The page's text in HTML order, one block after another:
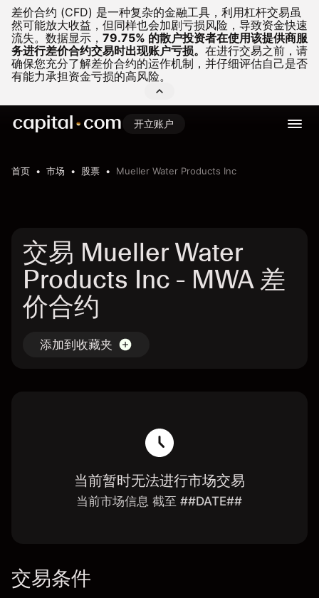
差价合约 (CFD) 是一种复杂的金融工具，利用杠杆交易虽
然可能放大收益，但同样也会加剧亏损风险，导致资金快速
流失。 数据显示， 79.75% 的散户投资者在使用该提供商服
务进行差价合约交易时出现账户亏损。 在进行交易之前，请
确保您充分了解差价合约的运作机制，并仔细评估自己是否
有能力承担资金亏损的高风险。
开立账户
首页 市场 股票 Mueller Water Products Inc
交易 Mueller Water
Products Inc - MWA 差
价合约
添加到收藏夹
当前暂时无法进行市场交易
当前市场信息 截至 ##DATE##
交易条件